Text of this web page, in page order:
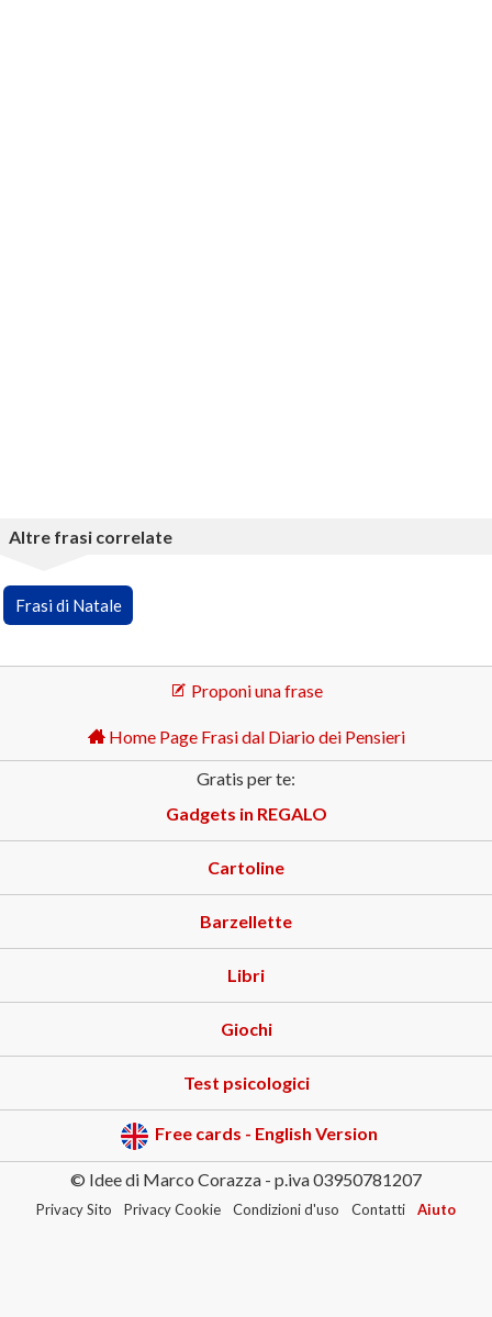
Altre frasi correlate
Frasi di Natale
Proponi una frase
Home Page Frasi dal Diario dei Pensieri
Gratis per te:
Gadgets in REGALO
Cartoline
Barzellette
Libri
Giochi
Test psicologici
Free cards - English Version
© Idee di Marco Corazza - p.iva 03950781207
Privacy Sito Privacy Cookie Condizioni d'uso Contatti Aiuto